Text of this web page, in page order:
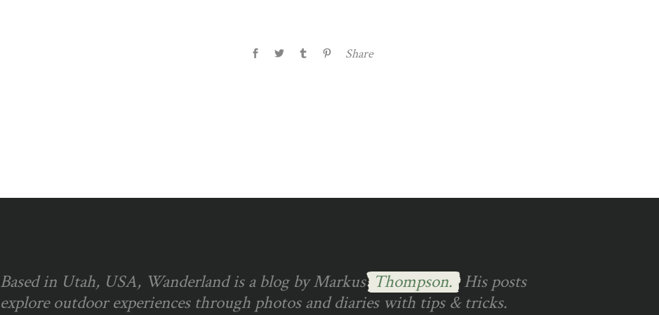
Share
Based in Utah, USA, Wanderland is a blog by Markus Thompson. His posts
explore outdoor experiences through photos and diaries with tips & tricks.